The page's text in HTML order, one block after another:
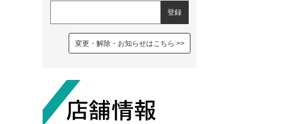
変更・解除・お知らせはこちら